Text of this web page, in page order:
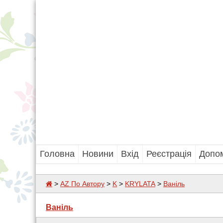
Головна Новини Вхід Реєстрація
> AZ По Автору > K > KRYLATA > Ваніль
Ваніль